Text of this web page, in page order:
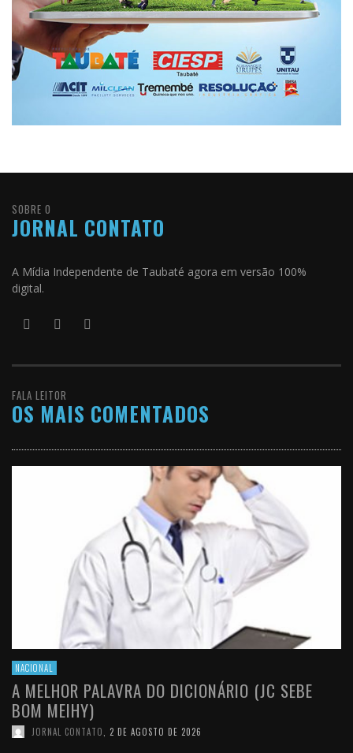
SOBRE O
JORNAL CONTATO
A Mídia Independente de Taubaté agora em versão 100%
digital.
FALA LEITOR
OS MAIS COMENTADOS
NACIONAL
A MELHOR PALAVRA DO DICIONÁRIO (JC SEBE
BOM MEIHY)
JORNAL CONTATO 2 DE AGOSTO DE 2026